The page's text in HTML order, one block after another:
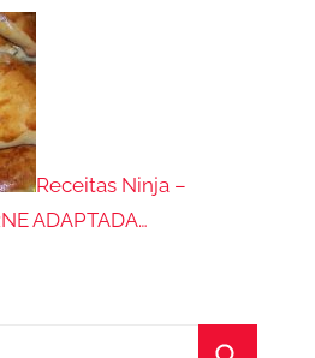
Receitas Ninja –
ADAPTADA…